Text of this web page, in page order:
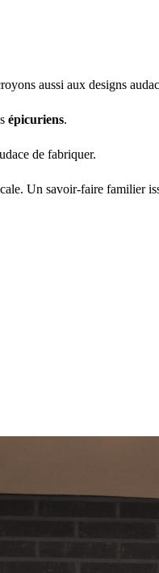
aussi aux designs
épicuriens.
de fabriquer.
Un savoir-faire familier